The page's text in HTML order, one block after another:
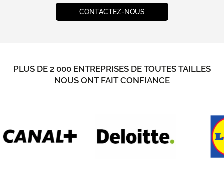
CONTACTEZ-NOUS
PLUS DE 2 000 ENTREPRISES DE TOUTES TAILLES
NOUS ONT FAIT CONFIANCE